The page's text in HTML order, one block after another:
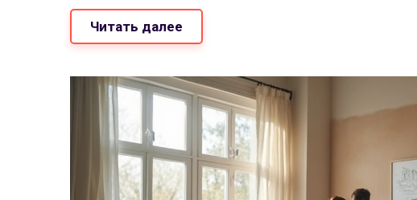
переплатить.
Читать далее